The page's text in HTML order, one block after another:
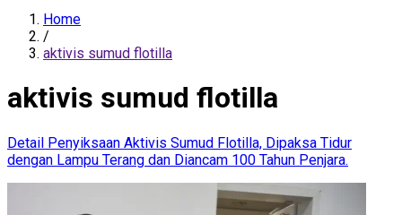
Home
/
aktivis sumud flotilla
aktivis sumud flotilla
Detail Penyiksaan Aktivis Sumud Flotilla, Dipaksa Tidur
dengan Lampu Terang dan Diancam 100 Tahun Penjara.